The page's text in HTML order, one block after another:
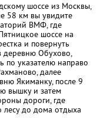
шоссе из Москвы,
58 км вы увидите
ВМФ, где
шоссе на
и повернуть
деревню Обухово,
по указателю направо
далее
Якиманку, после 9
вышку и затем
дороги, где
лесу до дома отдыха